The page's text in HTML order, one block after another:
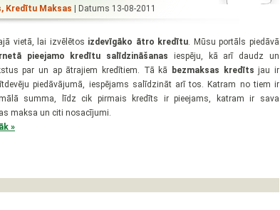
, Kredītu Maksas | Datums 13-08-2011
vietā, lai izvēlētos izdevīgāko ātro kredītu. Mūsu portāls piedāvā
pieejamo kredītu salīdzināšanas iespēju, kā arī daudz un
par un ap ātrajiem kredītiem. Tā kā
bezmaksas kredīts jau ir
piedāvājumā, iespējams salīdzināt arī tos. Katram no tiem ir
summa, līdz cik pirmais kredīts ir pieejams, katram ir sava
maksa un citi nosacījumi.
»